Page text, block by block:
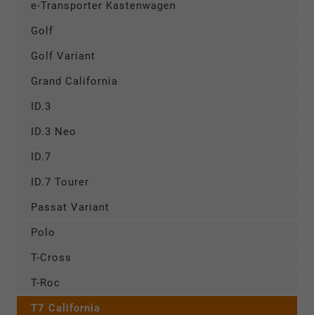
e-Transporter Kastenwagen
Golf
Golf Variant
Grand California
ID.3
ID.3 Neo
ID.7
ID.7 Tourer
Passat Variant
Polo
T-Cross
T-Roc
T7 California